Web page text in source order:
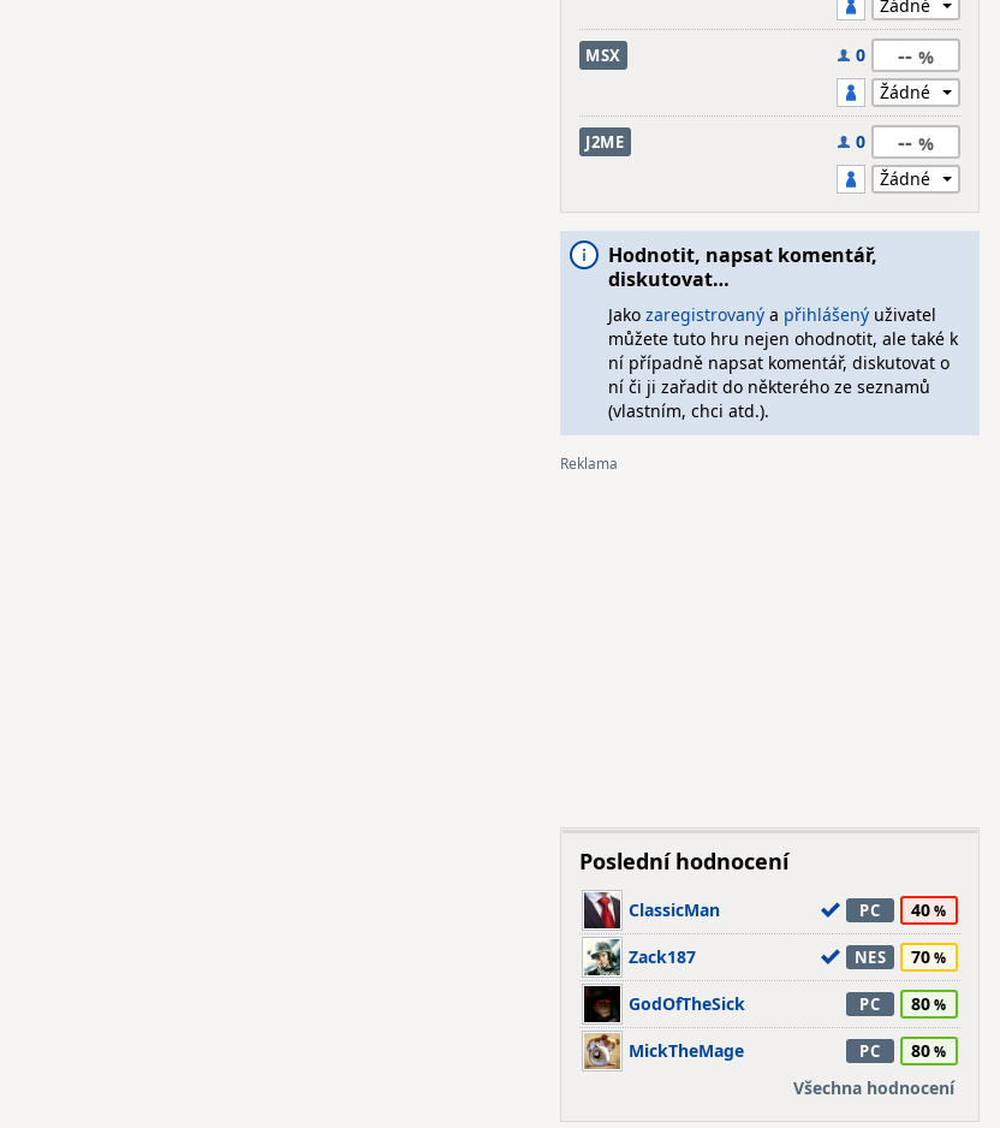
MSX 0 --
J2ME 0 --
Hodnotit, napsat komentář,
diskutovat…
Jako zaregistrovanýa přihlášenýuživatel
můžete tuto hru nejen ohodnotit, ale také k
ní případně napsat komentář, diskutovat o
ní či ji zařadit do některého ze seznamů
(vlastním, chci atd.).
Poslední hodnocení
ClassicMan PC 40
Zack187 NES 70
GodOfTheSick PC 80
MickTheMage PC
80
Všechna hodnocení